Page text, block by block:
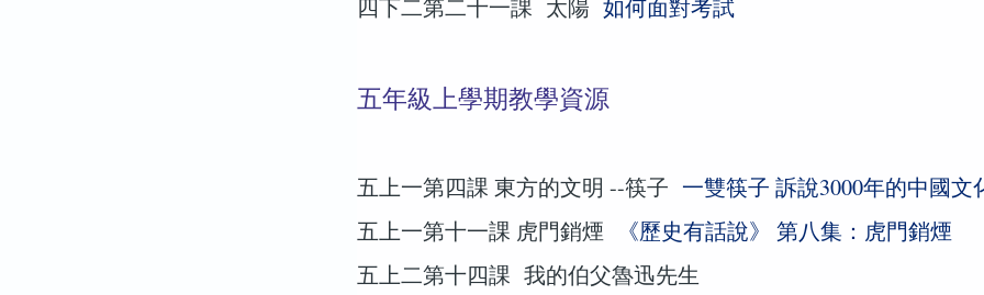
四下二第二十一課 太陽如何面對考試
五年級上學期教學資源
五上一第四課 東方的文明 --筷子 一雙筷子 訴說3000年的中國文
五上一第十一課 虎門銷煙
《歷史有話說》 第八集：虎門銷煙
五上二第十四課 我的伯父魯迅先生